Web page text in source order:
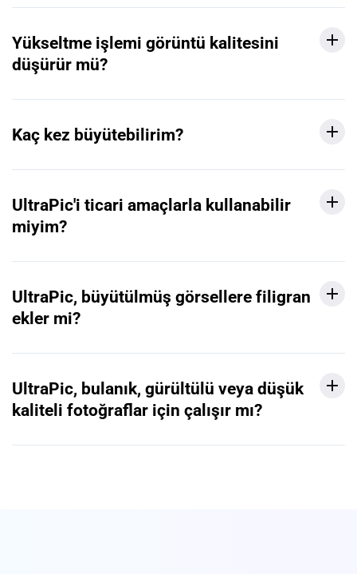
Yükseltme işlemi görüntü kalitesini
düşürür mü?
Kaç kez büyütebilirim?
UltraPic'i ticari amaçlarla kullanabilir
miyim?
UltraPic, büyütülmüş görsellere filigran
ekler mi?
UltraPic, bulanık, gürültülü veya düşük
kaliteli fotoğraflar için çalışır mı?